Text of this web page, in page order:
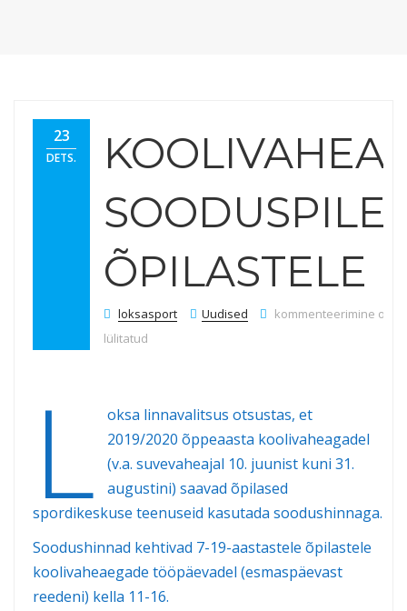
23
DETS.
ÕPILASTELE
loksasport Uudised Koolivaheaja
kommenteerimine on
lülitatud
L
oksa linnavalitsus otsustas, et
2019/2020 õppeaasta koolivaheagadel
(v.a. suvevaheajal 10. juunist kuni 31.
augustini) saavad õpilased
spordikeskuse teenuseid kasutada soodushinnaga.
Soodushinnad kehtivad 7-19-aastastele õpilastele
koolivaheaegade tööpäevadel (esmaspäevast
reedeni) kella 11-16.